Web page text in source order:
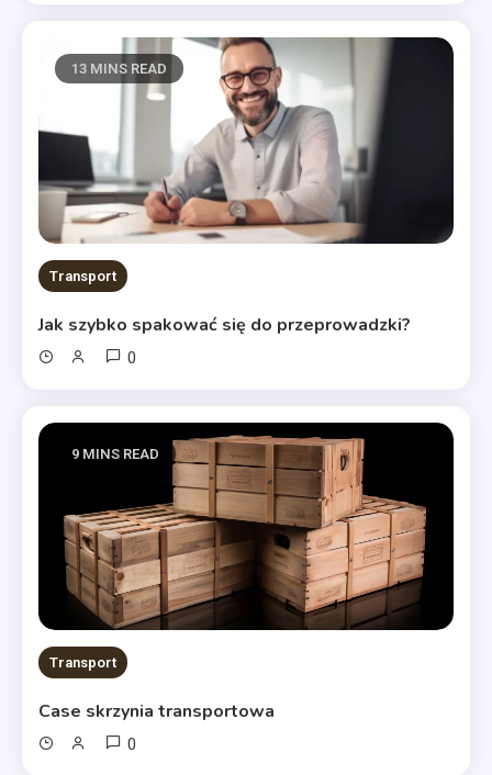
13 MINS READ
Transport
Jak szybko spakować się do przeprowadzki?
0
9 MINS READ
Transport
Case skrzynia transportowa
0